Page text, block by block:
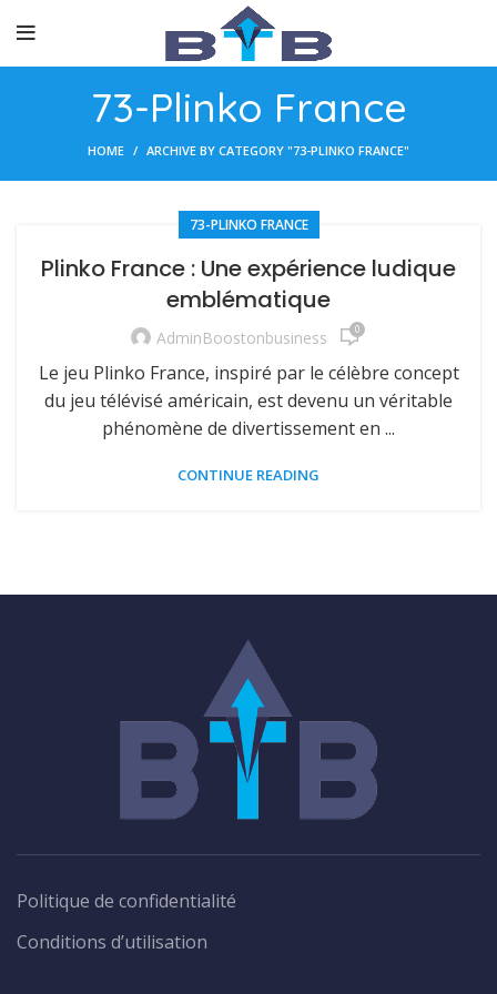
73-Plinko France
HOME ARCHIVE BY CATEGORY "73-PLINKO FRANCE"
73-PLINKO FRANCE
Plinko France : Une expérience ludique
emblématique
AdminBoostonbusiness 0
Le jeu Plinko France, inspiré par le célèbre concept
du jeu télévisé américain, est devenu un véritable
phénomène de divertissement en ...
CONTINUE READING
Politique de confidentialité
Conditions d’utilisation